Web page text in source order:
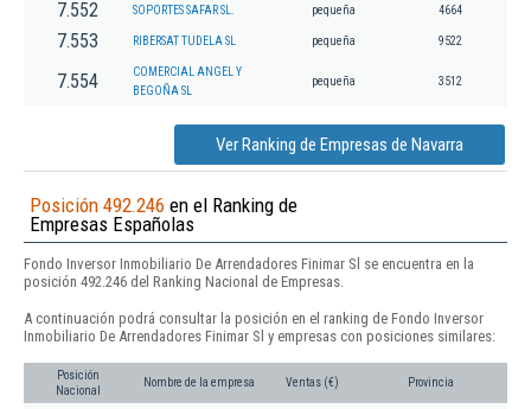
7.552 SOPORTES SAFAR SL. pequeña 4664
7.553 RIBERSAT TUDELA SL pequeña 9522
7.554
COMERCIAL ANGEL Y
BEGOÑA SL
pequeña 3512
Ver Ranking de Empresas de Navarra
Posición 492.246 en el Ranking de
Empresas Españolas
Fondo Inversor Inmobiliario De Arrendadores Finimar Sl se encuentra en la
posición 492.246 del Ranking Nacional de Empresas.
A continuación podrá consultar la posición en el ranking de Fondo Inversor
Inmobiliario De Arrendadores Finimar Sl y empresas con posiciones similares:
Posición
Nacional
Nombre de la empresa Ventas (€) Provincia